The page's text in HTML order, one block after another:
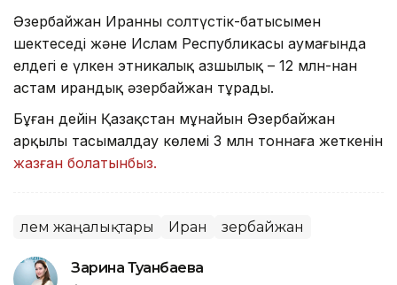
Әзербайжан Иранның солтүстік-батысымен
шектеседі және Ислам Республикасы аумағында
елдегі ең үлкен этникалық азшылық – 12 млн-нан
астам ирандық әзербайжан тұрады.
Бұған дейін Қазақстан мұнайын Әзербайжан
арқылы тасымалдау көлемі 3 млн тоннаға жеткенін
жазған болатынбыз.
Әлем жаңалықтары Иран Әзербайжан
Зарина Туғанбаева